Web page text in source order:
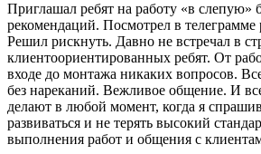
Приглашал ребят на работу «в слепую»
рекомендаций. Посмотрел в
Решил рискнуть. Давно не встречал в
клиентоориентированных ребят. От
входе до монтажа никаких вопросов.
без нареканий. Вежливое общение. И
делают в любой момент, когда я
развиваться и не терять высокий
выполнения работ и общения с